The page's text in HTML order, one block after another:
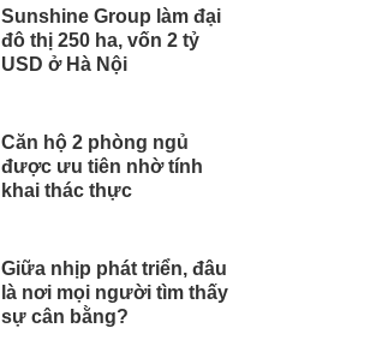
Sunshine Group làm đại
đô thị 250 ha, vốn 2 tỷ
USD ở Hà Nội
Căn hộ 2 phòng ngủ
được ưu tiên nhờ tính
khai thác thực
Giữa nhịp phát triển, đâu
là nơi mọi người tìm thấy
sự cân bằng?